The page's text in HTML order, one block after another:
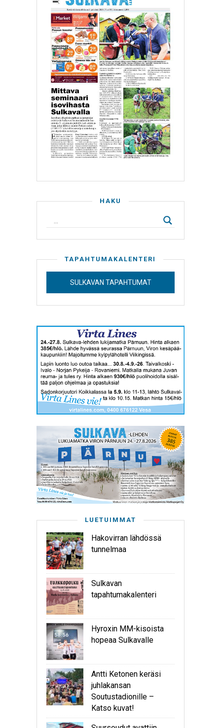
HAKU
TAPAHTUMAKALENTERI
SULKAVAN TAPAHTUMAT
LUETUIMMAT
Hakovirran lähdössä
tunnelmaa
Sulkavan
tapahtumakalenteri
Hyroxin MM-kisoista
hopeaa Sulkavalle
Antti Ketonen keräsi
juhlakansan
Soutustadionille –
Katso kuvat!